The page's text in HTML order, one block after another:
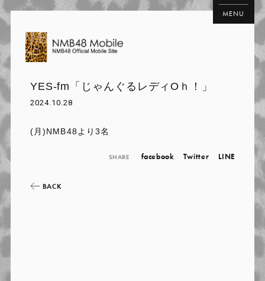
MENU
YES-fm「じゃんぐるレディOｈ！」
2024.10.28
(月)NMB48より3名
SHARE facebook Twitter LINE
BACK